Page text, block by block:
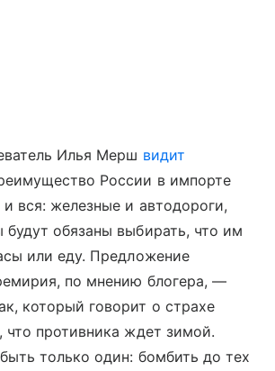
Илья Мерш видит
России в импорте
вся: железные и автодороги,
обязаны выбирать, что им
или еду. Предложение
по мнению блогера, —
который говорит о страхе
что противника ждет зимой.
только один: бомбить до тех